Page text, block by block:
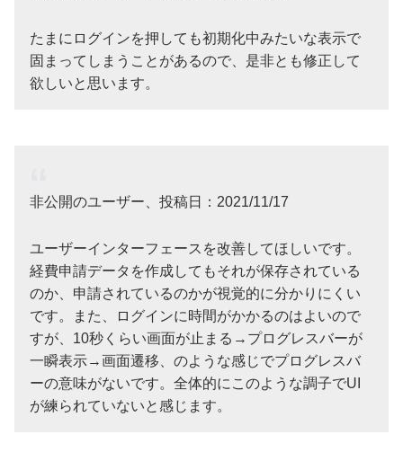
たまにログインを押しても初期化中みたいな表示で
固まってしまうことがあるので、是非とも修正して
欲しいと思います。
非公開のユーザー、投稿日：2021/11/17
ユーザーインターフェースを改善してほしいです。
経費申請データを作成してもそれが保存されている
のか、申請されているのかが視覚的に分かりにくい
です。また、ログインに時間がかかるのはよいので
すが、10秒くらい画面が止まる→プログレスバーが
一瞬表示→画面遷移、のような感じでプログレスバ
ーの意味がないです。全体的にこのような調子でUI
が練られていないと感じます。